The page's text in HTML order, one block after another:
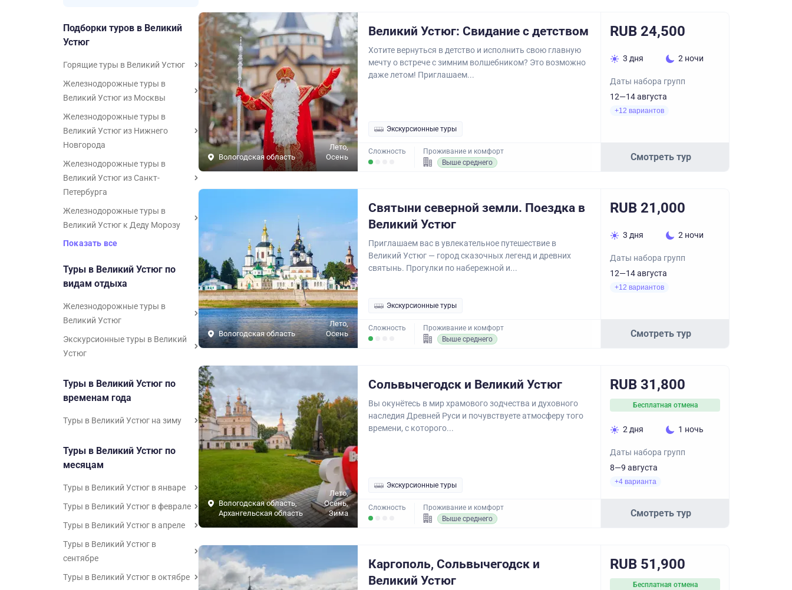
Подборки туров в Великий
Устюг
Горящие туры в Великий Устюг
Железнодорожные туры в
Великий Устюг из Москвы
Железнодорожные туры в
Великий Устюг из Нижнего
Новгорода
Железнодорожные туры в
Великий Устюг из Санкт-
Петербурга
Железнодорожные туры в
Великий Устюг к Деду Морозу
Показать все
Туры в Великий Устюг по
видам отдыха
Железнодорожные туры в
Великий Устюг
Экскурсионные туры в Великий
Устюг
Туры в Великий Устюг по
временам года
Туры в Великий Устюг на зиму
Туры в Великий Устюг по
месяцам
Туры в Великий Устюг в январе
Туры в Великий Устюг в феврале
Туры в Великий Устюг в апреле
Туры в Великий Устюг в
сентябре
Туры в Великий Устюг в октябре
Вологодская область
Лето,
Осень
Великий Устюг: Свидание с детством
Хотите вернуться в детство и исполнить свою главную
мечту о встрече с зимним волшебником? Это возможно
даже летом! Приглашаем...
Экскурсионные туры
Сложность
Проживание и комфорт
Выше среднего
RUB 24,500
3 дня 2 ночи
Даты набора групп
12—14 августа
+12 вариантов
Смотреть тур
Вологодская область
Лето,
Осень
Святыни северной земли. Поездка в
Великий Устюг
Приглашаем вас в увлекательное путешествие в
Великий Устюг — город сказочных легенд и древних
святынь. Прогулки по набережной и...
Экскурсионные туры
Сложность
Проживание и комфорт
Выше среднего
RUB 21,000
3 дня 2 ночи
Даты набора групп
12—14 августа
+12 вариантов
Смотреть тур
Вологодская область,
Архангельская область
Лето,
Осень,
Зима
Сольвычегодск и Великий Устюг
Вы окунётесь в мир храмового зодчества и духовного
наследия Древней Руси и почувствуете атмосферу того
времени, с которого...
Экскурсионные туры
Сложность
Проживание и комфорт
Выше среднего
RUB 31,800
Бесплатная отмена
2 дня 1 ночь
Даты набора групп
8—9 августа
+4 варианта
Смотреть тур
Каргополь, Сольвычегодск и
Великий Устюг
RUB 51,900
Бесплатная отмена